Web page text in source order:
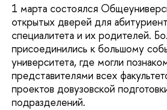
1 марта состоялся
открытых дверей для
специалитета и их родителей.
присоединились к большому
университета, где могли
представителями всех
проектов довузовской
подразделений.